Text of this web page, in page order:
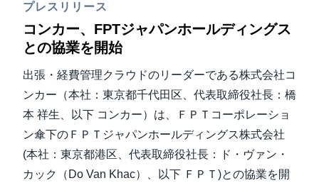
プレスリリース
コンカー、FPTジャパンホールディングス
との協業を開始
出張・経費管理クラウドのリーダーである株式会社コ
ンカー（本社：東京都千代田区、代表取締役社長：橋
本 祥生、以下 コンカー）は、ＦＰＴコーポレーショ
ン傘下のＦＰＴジャパンホールディングス株式会社
(本社：東京都港区、代表取締役社長：ド・ヴァン・
カック（Do Van Khac）、以下 ＦＰＴ)との協業を開